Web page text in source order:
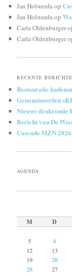
Jan Holwerdaop
Jan Holwerdaop
Carla Oldenburger
Carla Oldenburger
RECENTE
Restauratie
Genomineerden
Nieuwe drukronde
Bericht van De
Cascade MZN
AGENDA
M D
5
6
12 13
19
20
26 27